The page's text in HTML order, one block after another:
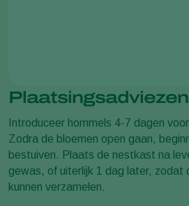
Plaatsingsadviezen
Introduceer hommels 4-7 dagen
Zodra de bloemen open gaan,
bestuiven. Plaats de nestkast na
gewas, of uiterlijk 1 dag later, zodat
kunnen verzamelen.